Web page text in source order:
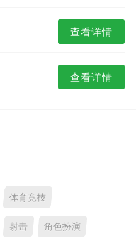
查看详情
查看详情
体育竞技
射击 角色扮演